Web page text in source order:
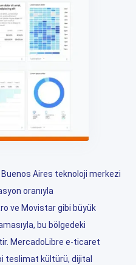
Aires teknoloji merkezi
oranıyla
ve Movistar gibi büyük
bu bölgedeki
MercadoLibre e-ticaret
teslimat kültürü, dijital